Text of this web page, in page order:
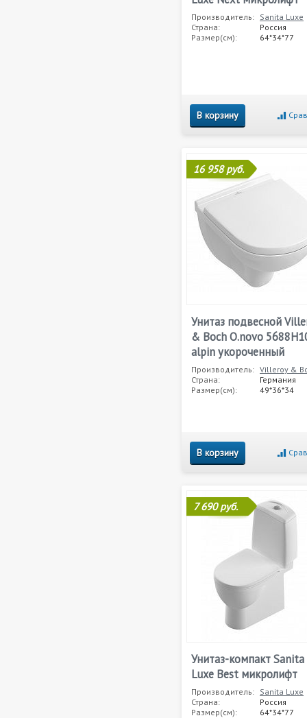
Производитель: Sanita Luxe
Страна:
Россия
Размер(см):
64*34*77
В корзину
16 958 руб.
Унитаз подвесной
& Boch O.novo
alpin укороченный
Производитель: Villeroy &
Страна:
Германия
Размер(см):
49*36*34
В корзину
7 690 руб.
Унитаз-компакт Sanita
Luxe Best микролифт
Производитель: Sanita Luxe
Страна:
Россия
Размер(см):
64*34*77